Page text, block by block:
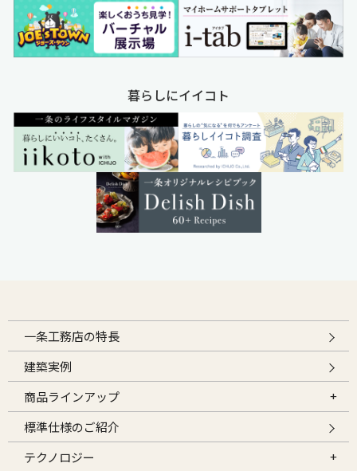
暮らしにイイコト
一条工務店の特長
建築実例
商品ラインアップ
標準仕様のご紹介
テクノロジー